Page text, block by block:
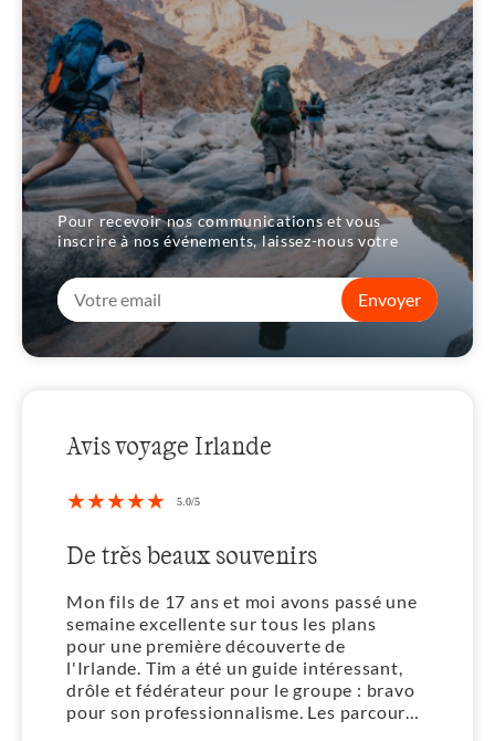
Pour recevoir nos communications et vous
inscrire à nos événements, laissez-nous votre
Envoyer
Avis voyage Irlande
passé une
les plans
: bravo
Magie Irlandaise
Randonnées au travers des
somptueux, féerie de lumière,
lieux sous l’œil vigilant de notre
bienveillant guide Tim . Tim qui
long de notre séjour, a su nous
ses connaissances et nous faire